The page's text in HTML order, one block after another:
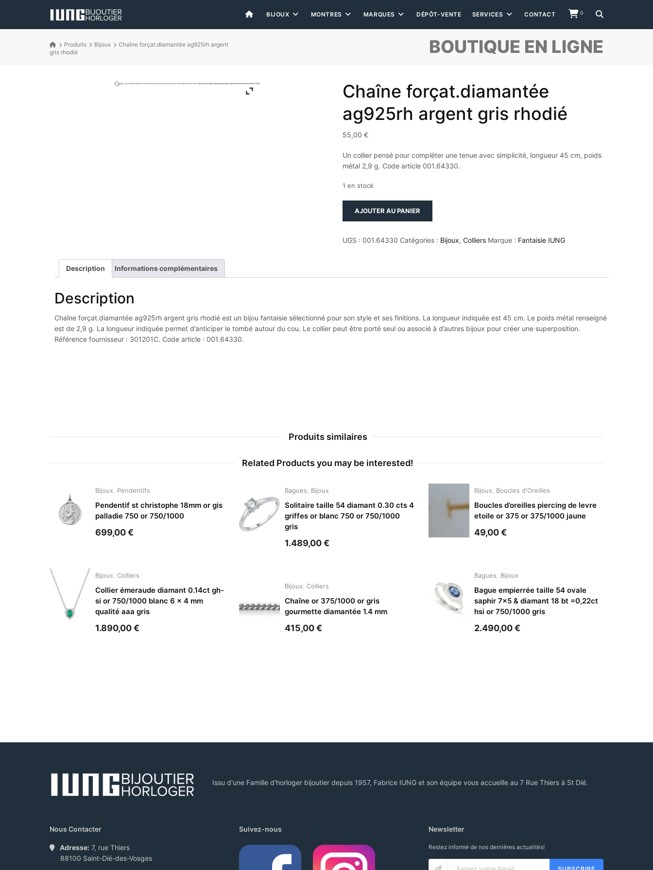
0
BIJOUX MONTRES MARQUES DÉPÔT-VENTE SERVICES CONTACT
BOUTIQUE EN LIGNE
Produits Bijoux
Chaîne forçat.diamantée ag925rh argent
gris rhodié
Chaîne forçat.diamantée
ag925rh argent gris rhodié
55,00 €
Un collier pensé pour compléter une tenue avec simplicité, longueur 45 cm, poids
métal 2,9 g. Code article 001.64330.
1 en stock
forçat.diamantée
rhodié
AJOUTER AU PANIER
UGS : 001.64330 Catégories : Bijoux, Colliers Marque : Fantaisie IUNG
Description Informations complémentaires
Description
Chaîne forçat.diamantée ag925rh argent gris rhodié est un bijou fantaisie sélectionné pour son style et ses finitions. La longueur indiquée est 45 cm. Le poids métal renseigné
est de 2,9 g. La longueur indiquée permet d’anticiper le tombé autour du cou. Le collier peut être porté seul ou associé à d’autres bijoux pour créer une superposition.
Référence fournisseur : 301201C. Code article : 001.64330.
Produits similaires
Related Products you may be interested!
Bijoux Pendentifs
Pendentif st christophe 18mm or gis
palladie 750 or 750/1000
699,00€
Bijoux Colliers
Collier émeraude diamant 0.14ct gh-
si or 750/1000 blanc 6 x 4 mm
qualité aaa gris
1.890,00€
Bagues Bijoux
Solitaire taille 54 diamant 0.30 cts 4
griffes or blanc 750 or 750/1000
gris
1.489,00€
Bijoux Colliers
Chaîne or 375/1000 or gris
gourmette diamantée 1.4 mm
415,00€
Bijoux Boucles d'Oreilles
Boucles d’oreilles piercing de levre
etoile or 375 or 375/1000 jaune
49,00€
Bagues Bijoux
Bague empierrée taille 54 ovale
saphir 7×5 & diamant 18 bt =0,22ct
hsi or 750/1000 gris
2.490,00€
Issu d'une Famille d'horloger bijoutier depuis 1957, Fabrice IUNG et son équipe vous accueille au 7 Rue Thiers à St Dié.
Nous Contacter
Adresse: 7, rue Thiers
88100 Saint-Dié-des-Vosges
Suivez-nous Newsletter
Restez informé de nos dernières actualités!
SUBSCRIBE